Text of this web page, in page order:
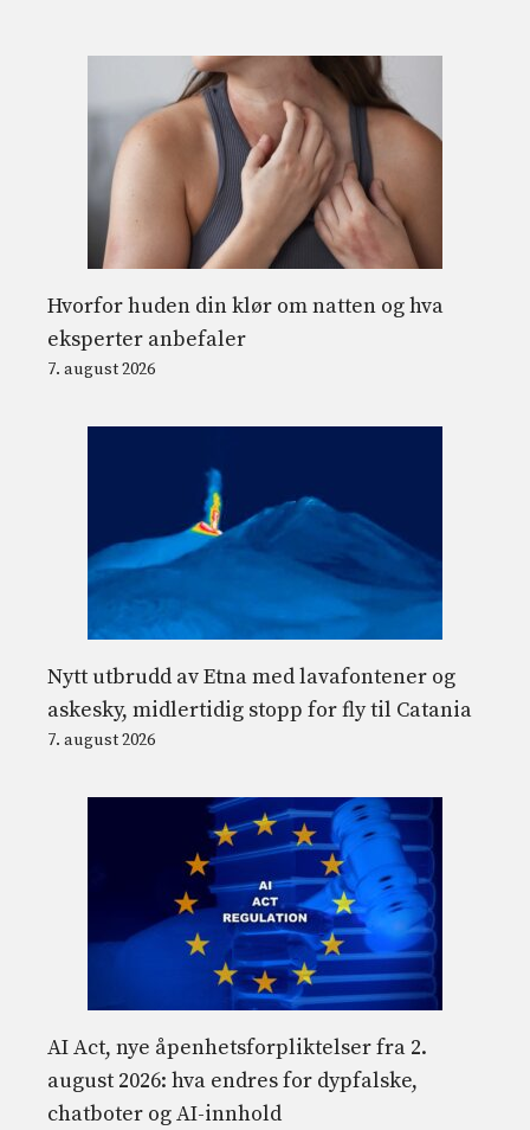
Hvorfor huden din klør om natten og hva
eksperter anbefaler
7. august 2026
Nytt utbrudd av Etna med lavafontener og
askesky, midlertidig stopp for fly til Catania
7. august 2026
AI Act, nye åpenhetsforpliktelser fra 2.
august 2026: hva endres for dypfalske,
chatboter og AI-innhold